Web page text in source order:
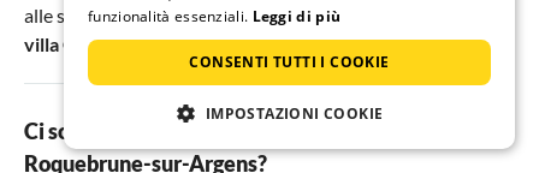
alle sistemazioniCosta Azzurra Francia Greenchalets
villa GUELLALAeCosta Azzurra Francia Greenchalets.
Ci sono appartamenti per vacanze adatti ai cani a
Roquebrune-sur-Argens?
funzionalità essenziali. Leggi di più
CONSENTI TUTTI I COOKIE
IMPOSTAZIONI COOKIE